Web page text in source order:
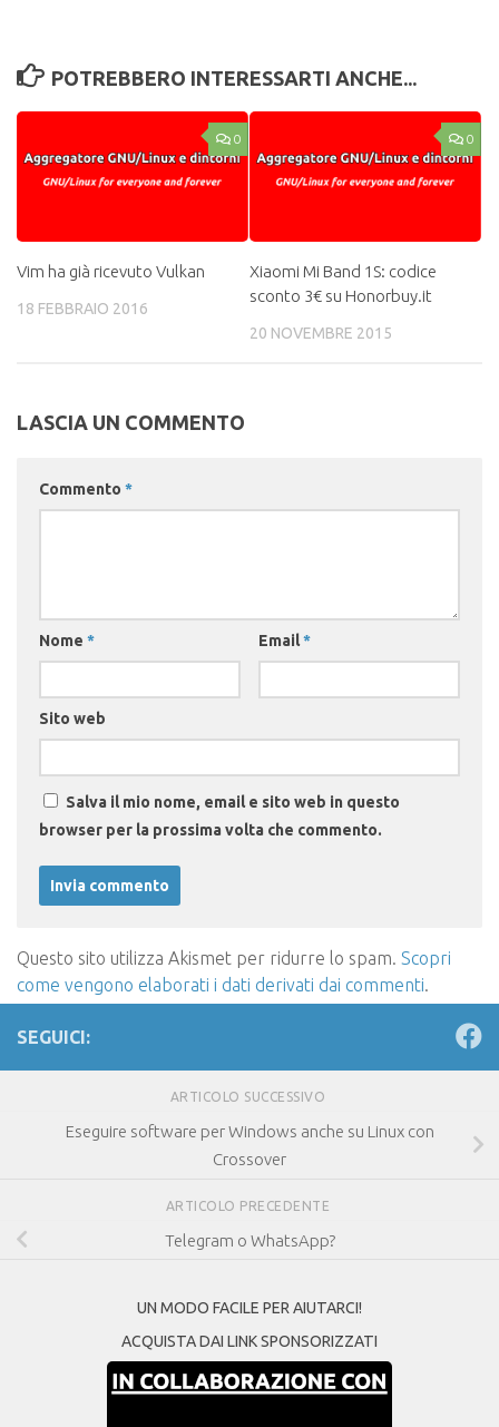
POTREBBERO INTERESSARTI ANCHE...
0
Vim ha già ricevuto Vulkan
18 FEBBRAIO 2016
0
Xiaomi Mi Band 1S: codice
sconto 3€ su Honorbuy.it
20 NOVEMBRE 2015
LASCIA UN COMMENTO
Commento *
Nome * Email*
Sito web
Salva il mio nome, email e sito web in questo
browser per la prossima volta che commento.
Questo sito utilizza Akismet per ridurre lo spam. Scopri
come vengono elaborati i dati derivati dai commenti.
SEGUICI:
ARTICOLO SUCCESSIVO
Eseguire software per Windows anche su Linux con
Crossover
ARTICOLO PRECEDENTE
Telegram o WhatsApp?
UN MODO FACILE PER AIUTARCI!
ACQUISTA DAI LINK SPONSORIZZATI